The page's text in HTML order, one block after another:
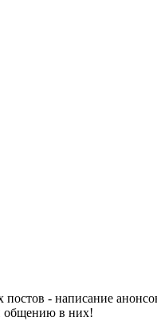
- написание
общению в них!